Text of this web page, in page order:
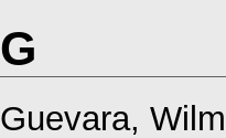
G
Guevara,